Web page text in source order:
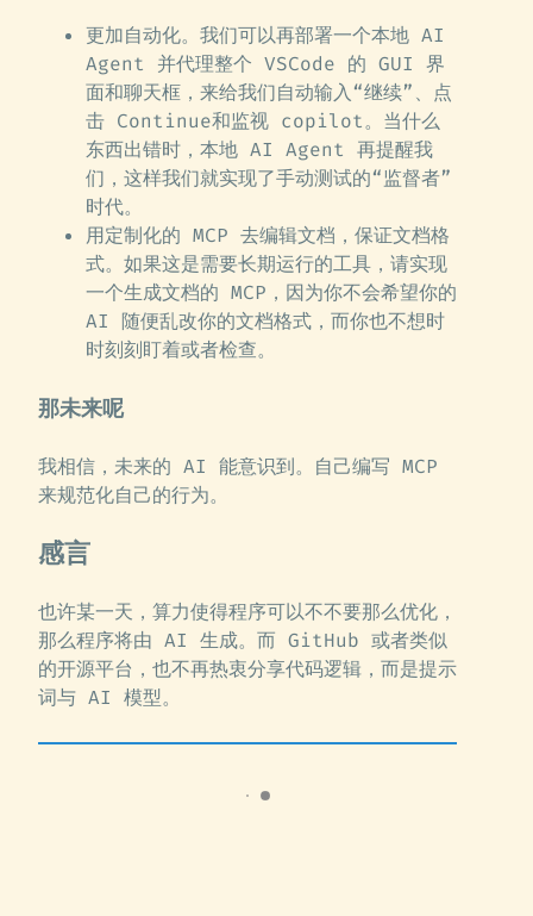
更加自动化。我们可以再部署一个本地 AI
Agent 并代理整个 VSCode 的 GUI 界
面和聊天框，来给我们自动输入“继续”、点
击 Continue和监视 copilot。当什么
东西出错时，本地 AI Agent 再提醒我
们，这样我们就实现了手动测试的“监督者”
时代。
用定制化的 MCP 去编辑文档，保证文档格
式。如果这是需要长期运行的工具，请实现
一个生成文档的 MCP，因为你不会希望你的
AI 随便乱改你的文档格式，而你也不想时
时刻刻盯着或者检查。
那未来呢
我相信，未来的 AI 能意识到。自己编写 MCP
来规范化自己的行为。
感言
也许某一天，算力使得程序可以不不要那么优化，
那么程序将由 AI 生成。而 GitHub 或者类似
的开源平台，也不再热衷分享代码逻辑，而是提示
词与 AI 模型。